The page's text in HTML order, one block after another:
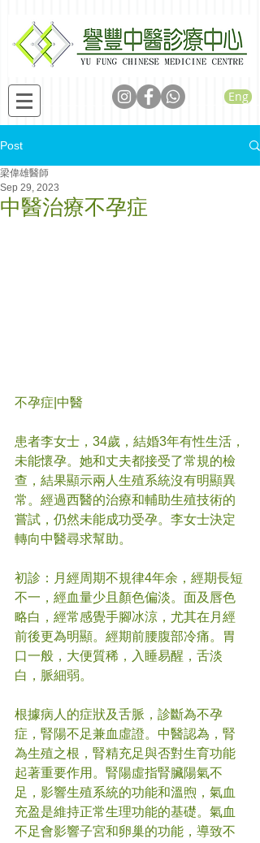
Eng
Post
中醫治療不孕症
梁偉雄醫師
Sep 29, 2023
不孕症|中醫
患者李女士，34歲，結婚3年有性生活，
未能懷孕。她和丈夫都接受了常規的檢
查，結果顯示兩人生殖系統沒有明顯異
常。經過西醫的治療和輔助生殖技術的
嘗試，仍然未能成功受孕。李女士決定
轉向中醫尋求幫助。
初診：月經周期不規律4年余，經期長短
不一，經血量少且顏色偏淡。面及唇色
略白，經常感覺手腳冰涼，尤其在月經
前後更為明顯。經期前腰腹部冷痛。胃
口一般，大便質稀，入睡易醒，舌淡
白，脈細弱。
根據病人的症狀及舌脈，診斷為不孕
症，腎陽不足兼血虛證。中醫認為，腎
為生殖之根，腎精充足與否對生育功能
起著重要作用。腎陽虛指腎臟陽氣不
足，影響生殖系統的功能和溫煦，氣血
充盈是維持正常生理功能的基礎。氣血
不足會影響子宮和卵巢的功能，導致不